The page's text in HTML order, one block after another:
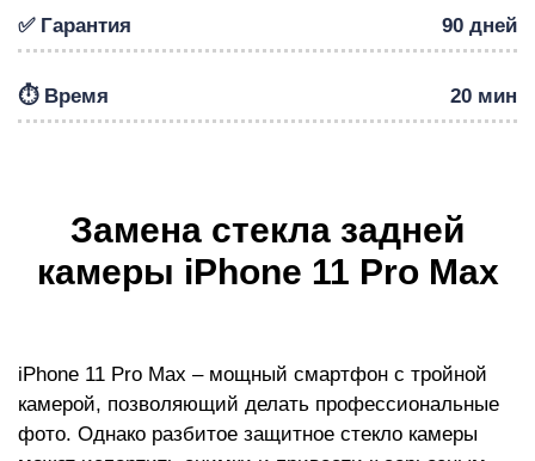
✅ Гарантия 90 дней
⏱️ Время 20 мин
Замена стекла задней
камеры iPhone 11 Pro Max
iPhone 11 Pro Max – мощный смартфон с тройной
камерой, позволяющий делать профессиональные
фото. Однако разбитое защитное стекло камеры